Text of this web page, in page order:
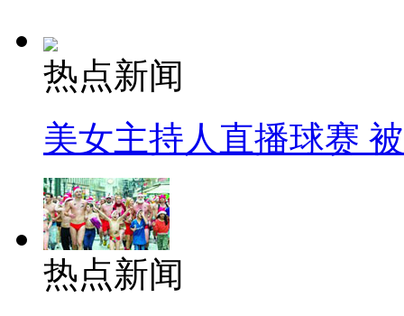
热点新闻
美女主持人直播球赛
热点新闻